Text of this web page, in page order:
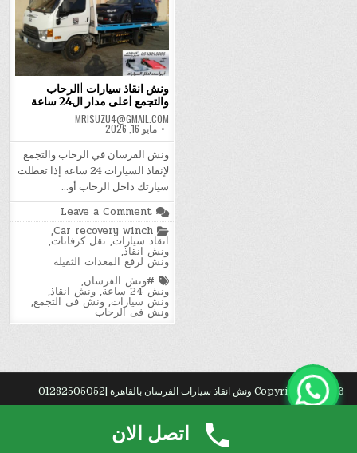
ونش انقاذ سيارات |الرحاب
والتجمع |على مدار ال24 ساعة
MRISUZU4@GMAIL.COM
مايو 16, 2026
ونش الفرسان في الرحاب والتجمع
لإنقاذ السيارات 24 ساعة إذا تعطلت
سيارتك داخل الرحاب أو…
Leave a Comment
ونش
انقاذ
سيارات
الرحاب
والتجمع
على
مدار
ساعة
Posted
in
Car recovery winch
,
انقاذ سيارات, نقل كرفانات,
ونش انقاذ,
ونش لرفع المعدات الثقيله
Tagged
#ونش الفرسان,
ونش 24 ساعة ,ونش انقاذ,
ونش سيارات,ونش فى التجمع,
ونش فى الرحاب
Copyright © 2026 ونش انقاذ سيارات الفرسان بالقاهرة |01282505052
اتصل الان . شركة شراء اثاث مستعمل بالرياض.عف?.